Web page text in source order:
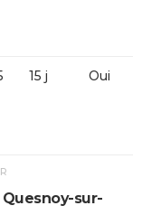
15 j Oui
sur-